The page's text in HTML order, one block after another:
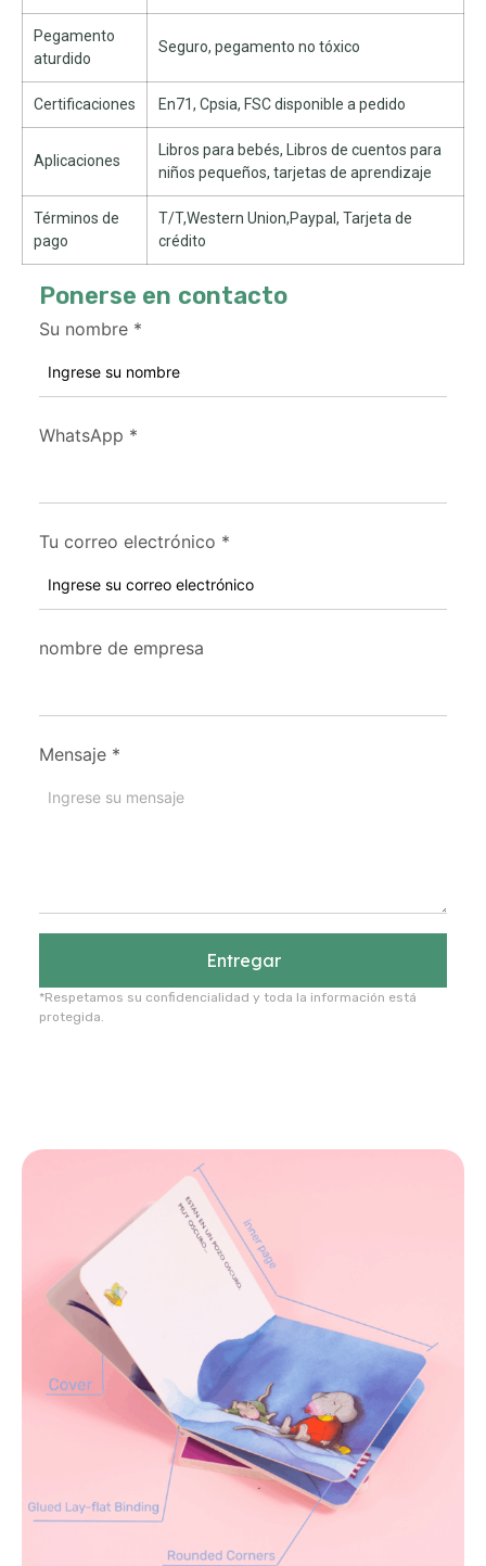
Pegamento
aturdido
Seguro, pegamento no tóxico
Certificaciones En71, Cpsia, FSC disponible a pedido
Aplicaciones
Libros para bebés, Libros de cuentos para
niños pequeños, tarjetas de aprendizaje
Términos de
pago
T/T,Western Union,Paypal, Tarjeta de
crédito
Ponerse en contacto
Su nombre *
WhatsApp *
Tu correo electrónico *
nombre de empresa
Mensaje *
Entregar
*Respetamos su confidencialidad y toda la información está
protegida.